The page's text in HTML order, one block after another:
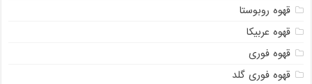
قهوه روبوستا
قهوه عربیکا
قهوه فوری
قهوه فوری گلد